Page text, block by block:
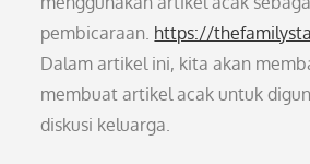
pembicaraan. https://
Dalam artikel ini, kita akan
membuat artikel acak untuk
diskusi keluarga.